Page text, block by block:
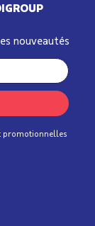
nouveautés
promotionnelles